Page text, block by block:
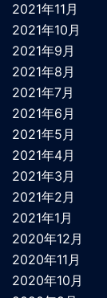
2021年11月
2021年10月
2021年9月
2021年8月
2021年7月
2021年6月
2021年5月
2021年4月
2021年3月
2021年2月
2021年1月
2020年12月
2020年11月
2020年10月